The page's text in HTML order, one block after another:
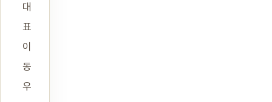
대
표
이
동
우